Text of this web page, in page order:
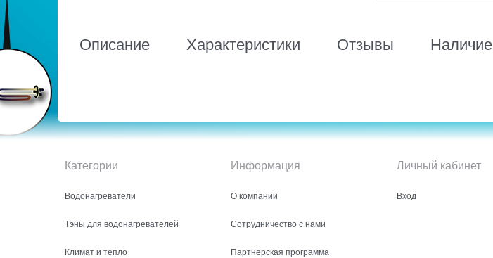
Описание Характеристики Отзывы Наличие
Категории
Водонагреватели
Тэны для водонагревателей
Климат и тепло
Информация
О компании
Сотрудничество с нами
Партнерская программа
Личный кабинет
Вход